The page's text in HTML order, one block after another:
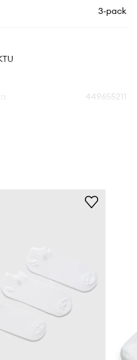
3-pack
449655211
Polo Ralph Lauren